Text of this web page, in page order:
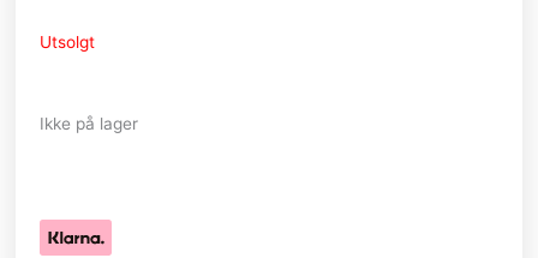
Utsolgt
Ikke på lager